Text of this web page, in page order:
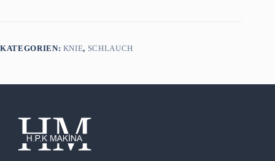
KATEGORIEN: KNIE, SCHLAUCH